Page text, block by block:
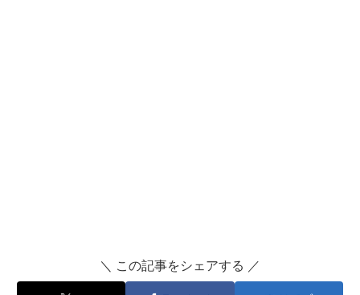
＼ この記事をシェアする ／